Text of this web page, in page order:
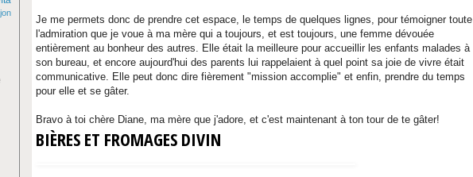
Je me permets donc de prendre cet espace, le temps de quelques lignes, pour témoigner toute
l'admiration que je voue à ma mère qui a toujours, et est toujours, une femme dévouée
entièrement au bonheur des autres. Elle était la meilleure pour accueillir les enfants malades à
son bureau, et encore aujourd'hui des parents lui rappelaient à quel point sa joie de vivre était
communicative. Elle peut donc dire fièrement "mission accomplie" et enfin, prendre du temps
pour elle et se gâter.
Bravo à toi chère Diane, ma mère que j'adore, et c'est maintenant à ton tour de te gâter!
BIÈRES ET FROMAGES DIVIN